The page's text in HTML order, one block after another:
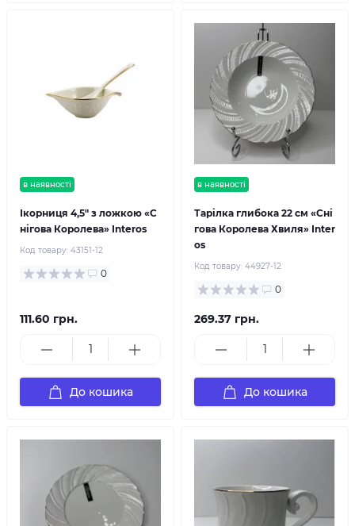
в наявності
Ікорниця 4,5" з ложкою «С
нігова Королева» Interos
Код товару: 43151-12
0
111.60 грн.
До кошика
в наявності
Тарілка глибока 22 см «Сні
гова Королева Хвиля» Inter
os
Код товару: 44927-12
0
269.37 грн.
До кошика